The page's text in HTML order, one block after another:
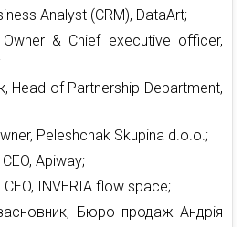
Analyst (CRM), DataArt;
& Chief executive officer,
Head of Partnership Department,
Peleshchak Skupina d.o.o.;
Apiway;
INVERIA flow space;
Бюро продаж Андрія